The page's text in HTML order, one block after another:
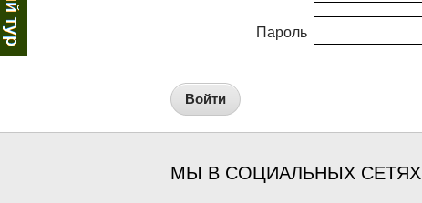
Пароль
Войти
МЫ В СОЦИАЛЬНЫХ СЕТЯХ